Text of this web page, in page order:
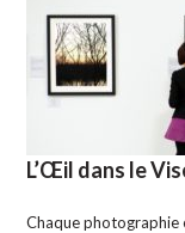
L’Œil dans le
Chaque photographie